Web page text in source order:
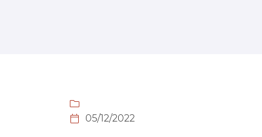
Recopier le code ci-contre


05/12/2022